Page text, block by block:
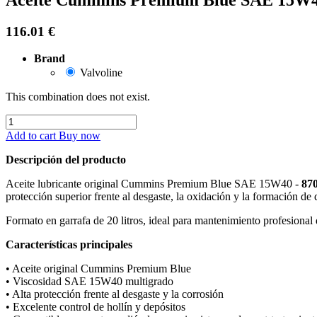
116.01 €
Brand
Valvoline
This combination does not exist.
Add to cart Buy now
Descripción del producto
Aceite lubricante original Cummins Premium Blue SAE 15W40 -
protección superior frente al desgaste, la oxidación y la formación de
Formato en garrafa de 20 litros, ideal para mantenimiento
Características principales
• Aceite original Cummins Premium Blue
• Viscosidad SAE 15W40 multigrado
• Alta protección frente al desgaste y la corrosión
• Excelente control de hollín y depósitos